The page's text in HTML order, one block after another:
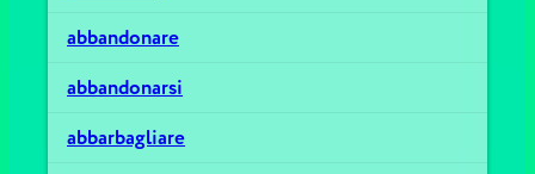
abbandonare
abbandonarsi
abbarbagliare